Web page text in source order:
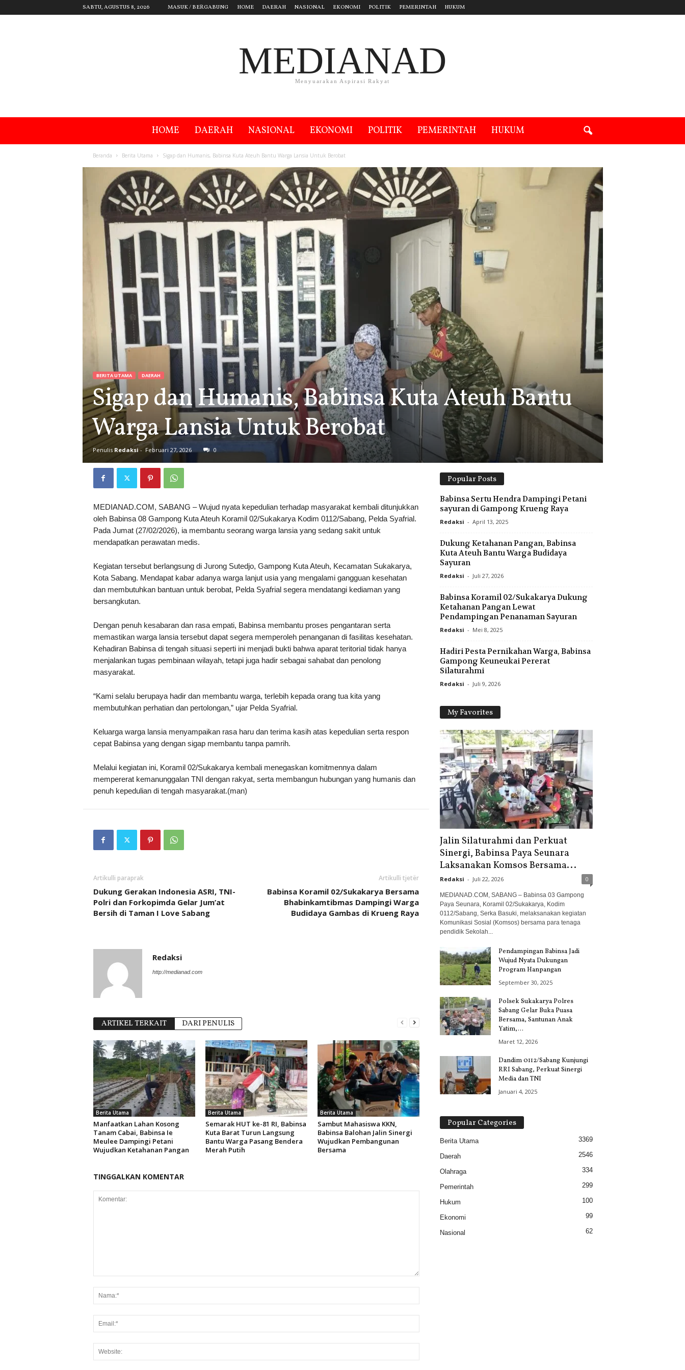
SABTU, AGUSTUS 8, 2026 MASUK / BERGABUNG HOME DAERAH NASIONAL EKONOMI POLITIK PEMERINTAH HUKUM
MEDIANAD
Menyuarakan Aspirasi Rakyat
HOME DAERAH NASIONAL EKONOMI POLITIK PEMERINTAH HUKUM
Beranda Berita Utama Sigap dan Humanis, Babinsa Kuta Ateuh Bantu Warga Lansia Untuk Berobat
BERITA UTAMA DAERAH
Sigap dan Humanis, Babinsa Kuta Ateuh Bantu
Warga Lansia Untuk Berobat
Penulis Redaksi - Februari 27, 2026 0
MEDIANAD.COM, SABANG – Wujud nyata kepedulian terhadap masyarakat kembali ditunjukkan
oleh Babinsa 08 Gampong Kuta Ateuh Koramil 02/Sukakarya Kodim 0112/Sabang, Pelda Syafrial.
Pada Jumat (27/02/2026), ia membantu seorang warga lansia yang sedang sakit untuk
mendapatkan perawatan medis.
Kegiatan tersebut berlangsung di Jurong Sutedjo, Gampong Kuta Ateuh, Kecamatan Sukakarya,
Kota Sabang. Mendapat kabar adanya warga lanjut usia yang mengalami gangguan kesehatan
dan membutuhkan bantuan untuk berobat, Pelda Syafrial segera mendatangi kediaman yang
bersangkutan.
Dengan penuh kesabaran dan rasa empati, Babinsa membantu proses pengantaran serta
memastikan warga lansia tersebut dapat segera memperoleh penanganan di fasilitas kesehatan.
Kehadiran Babinsa di tengah situasi seperti ini menjadi bukti bahwa aparat teritorial tidak hanya
menjalankan tugas pembinaan wilayah, tetapi juga hadir sebagai sahabat dan penolong
masyarakat.
“Kami selalu berupaya hadir dan membantu warga, terlebih kepada orang tua kita yang
membutuhkan perhatian dan pertolongan,” ujar Pelda Syafrial.
Keluarga warga lansia menyampaikan rasa haru dan terima kasih atas kepedulian serta respon
cepat Babinsa yang dengan sigap membantu tanpa pamrih.
Melalui kegiatan ini, Koramil 02/Sukakarya kembali menegaskan komitmennya dalam
mempererat kemanunggalan TNI dengan rakyat, serta membangun hubungan yang humanis dan
penuh kepedulian di tengah masyarakat.(man)
Artikulli paraprak
Dukung Gerakan Indonesia ASRI, TNI-
Polri dan Forkopimda Gelar Jum’at
Bersih di Taman I Love Sabang
Artikulli tjetër
Babinsa Koramil 02/Sukakarya Bersama
Bhabinkamtibmas Dampingi Warga
Budidaya Gambas di Krueng Raya
Redaksi
http://medianad.com
ARTIKEL TERKAIT DARI PENULIS
Berita Utama
Manfaatkan Lahan Kosong
Tanam Cabai, Babinsa Ie
Meulee Dampingi Petani
Wujudkan Ketahanan Pangan
Berita Utama
Semarak HUT ke-81 RI, Babinsa
Kuta Barat Turun Langsung
Bantu Warga Pasang Bendera
Merah Putih
Berita Utama
Sambut Mahasiswa KKN,
Babinsa Balohan Jalin Sinergi
Wujudkan Pembangunan
Bersama
TINGGALKAN KOMENTAR
Popular Posts
Babinsa Sertu Hendra Dampingi Petani
sayuran di Gampong Krueng Raya
Redaksi - April 13, 2025
Dukung Ketahanan Pangan, Babinsa
Kuta Ateuh Bantu Warga Budidaya
Sayuran
Redaksi - Juli 27, 2026
Babinsa Koramil 02/Sukakarya Dukung
Ketahanan Pangan Lewat
Pendampingan Penanaman Sayuran
Redaksi - Mei 8, 2025
Hadiri Pesta Pernikahan Warga, Babinsa
Gampong Keuneukai Pererat
Silaturahmi
Redaksi - Juli 9, 2026
My Favorites
Jalin Silaturahmi dan Perkuat
Sinergi, Babinsa Paya Seunara
Laksanakan Komsos Bersama...
Redaksi - Juli 22, 2026 0
MEDIANAD.COM, SABANG – Babinsa 03 Gampong
Paya Seunara, Koramil 02/Sukakarya, Kodim
0112/Sabang, Serka Basuki, melaksanakan kegiatan
Komunikasi Sosial (Komsos) bersama para tenaga
pendidik Sekolah...
Pendampingan Babinsa Jadi
Wujud Nyata Dukungan
Program Hanpangan
September 30, 2025
Polsek Sukakarya Polres
Sabang Gelar Buka Puasa
Bersama, Santunan Anak
Yatim,...
Maret 12, 2026
Dandim 0112/Sabang Kunjungi
RRI Sabang, Perkuat Sinergi
Media dan TNI
Januari 4, 2025
Popular Categories
Berita Utama 3369
Daerah 2546
Olahraga 334
Pemerintah 299
Hukum 100
Ekonomi 99
Nasional 62